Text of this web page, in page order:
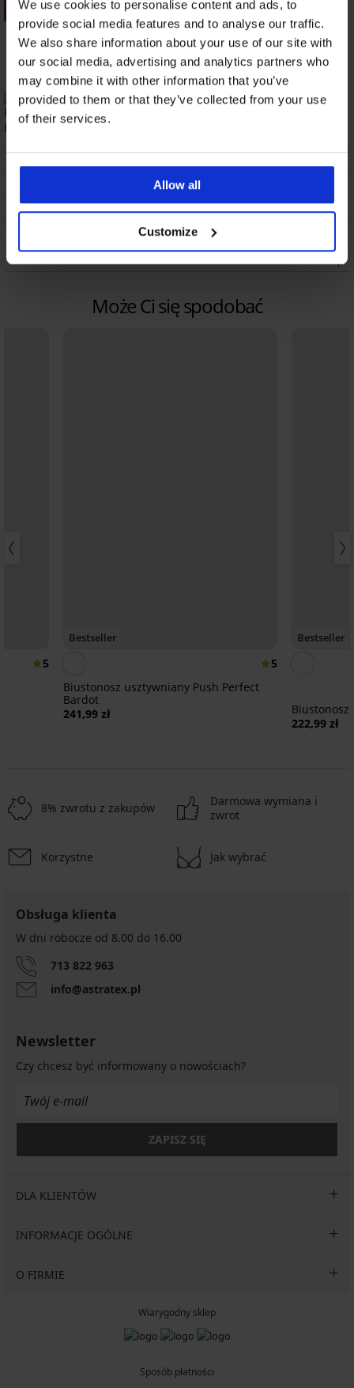
We use cookies to personalise content and ads, to
provide social media features and to analyse our traffic.
We also share information about your use of our site with
our social media, advertising and analytics partners who
may combine it with other information that you’ve
provided to them or that they’ve collected from your use
of their services.
Allow all
Customize
Dwuczęściowy strój
kąpielowy Klara
355,18 zł
Dwuczęściowy strój
kąpielowy Dalile I
Push-Up
92,48 zł
Wyprodukowano w Polsce
WYMIANA
CZYSZCZENIE I PRANIE
Może Ci się spodobać
5
Bestseller
5
Biustonosz usztywniany Push Perfect
Bardot
241,99 zł
Bestseller
Biustonosz
222,99 zł
8% zwrotu z zakupów
Darmowa wymiana i
zwrot
Korzystne Jak wybrać
Obsługa klienta
W dni robocze od 8.00 do 16.00
713 822 963
info@astratex.pl
Newsletter
Czy chcesz być informowany o nowościach?
ZAPISZ SIĘ
DLA KLIENTÓW
INFORMACJE OGÓLNE
O FIRMIE
Wiarygodny sklep
Sposób płatności